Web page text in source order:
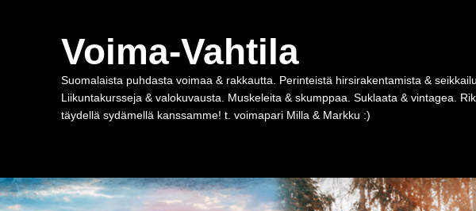
Voima-Vahtila
Suomalaista puhdasta voimaa & rakkautta. Perinteistä hirsirakentamista &
Liikuntakursseja & valokuvausta. Muskeleita & skumppaa. Suklaata & vintagea.
täydellä sydämellä kanssamme! t. voimapari Milla & Markku :)